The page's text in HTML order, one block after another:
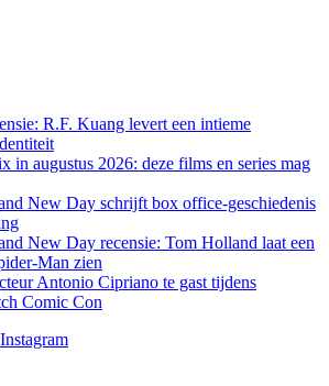
R.F. Kuang levert een intieme
in augustus 2026: deze films en series mag
New Day schrijft box office-geschiedenis
New Day recensie: Tom Holland laat een
Man zien
Antonio Cipriano te gast tijdens
Comic Con
Instagram